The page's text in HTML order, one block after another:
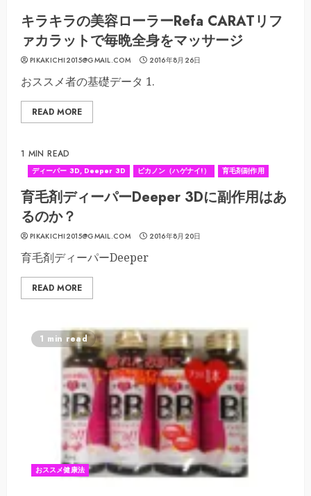
キラキラの美容ローラーRefa CARATリフ
ァカラットで毎晩全身をマッサージ
PIKAKICHI2015@GMAIL.COM 2016年8月26日
おススメ者の基礎データ 1.
READ MORE
1 MIN READ
ディーパー 3D, Deeper 3D ピカノン（ハゲナイ!） 育毛剤副作用
育毛剤ディーパーDeeper 3Dに副作用はあ
るのか？
PIKAKICHI2015@GMAIL.COM 2016年8月20日
育毛剤ディーパーDeeper
READ MORE
1 min read
おススメ健康法